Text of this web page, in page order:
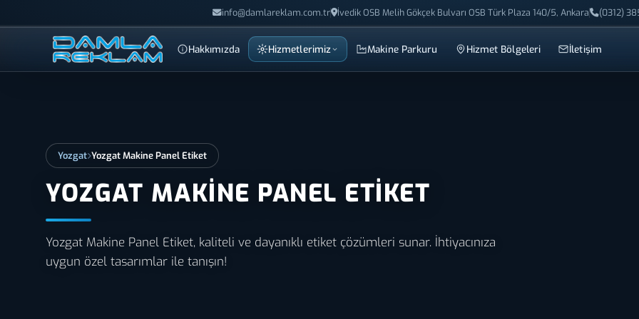
info@damlareklam.com.tr İvedik OSB Melih Gökçek Bulvarı OSB Türk Plaza 140/5, Ankara (0312)
Hakkımızda Hizmetlerimiz Makine Parkuru Hizmet Bölgeleri İletişim
Yozgat Yozgat Makine Panel Etiket
YOZGAT MAKINE PANEL ETIKET
Yozgat Makine Panel Etiket, kaliteli ve dayanıklı etiket çözümleri sunar. İhtiyacınıza
uygun özel tasarımlar ile tanışın!